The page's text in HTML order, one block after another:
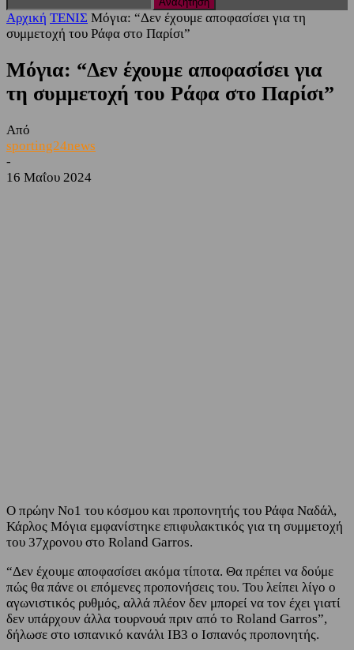
Αρχική ΤΕΝΙΣ Μόγια: “Δεν έχουμε αποφασίσει για τη
συμμετοχή του Ράφα στο Παρίσι”
Μόγια: “Δεν έχουμε αποφασίσει για
τη συμμετοχή του Ράφα στο Παρίσι”
Από
sporting24news
-
16 Μαΐου 2024
Ο πρώην Νο1 του κόσμου και προπονητής του Ράφα Ναδάλ,
Κάρλος Μόγια εμφανίστηκε επιφυλακτικός για τη συμμετοχή
του 37χρονου στο Roland Garros.
“Δεν έχουμε αποφασίσει ακόμα τίποτα. Θα πρέπει να δούμε
πώς θα πάνε οι επόμενες προπονήσεις του. Του λείπει λίγο ο
αγωνιστικός ρυθμός, αλλά πλέον δεν μπορεί να τον έχει γιατί
δεν υπάρχουν άλλα τουρνουά πριν από το Roland Garros”,
δήλωσε στο ισπανικό κανάλι IB3 o Ισπανός προπονητής.